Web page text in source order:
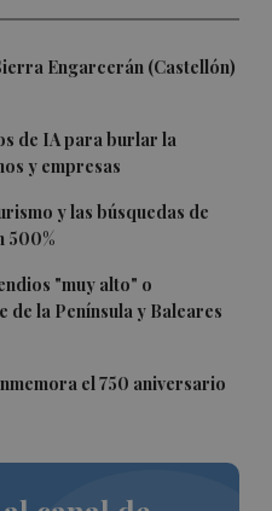
Engarcerán (Castellón)
de IA para burlar la
y empresas
y las búsquedas de
500%
"muy alto" o
la Península y Baleares
el 750 aniversario